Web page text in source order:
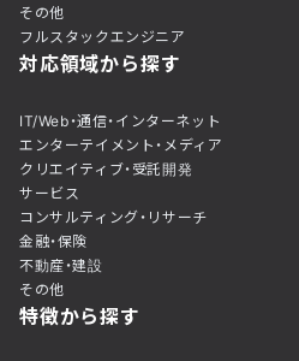
その他
フルスタックエンジニア
対応領域から探す
IT/Web・通信・インターネット
エンターテイメント・メディア
クリエイティブ・受託開発
サービス
コンサルティング・リサーチ
金融・保険
不動産・建設
その他
特徴から探す